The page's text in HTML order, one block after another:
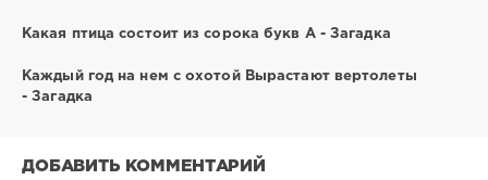
Какая птица состоит из сорока букв А - Загадка
Каждый год на нем с охотой Вырастают вертолеты
- Загадка
ДОБАВИТЬ КОММЕНТАРИЙ